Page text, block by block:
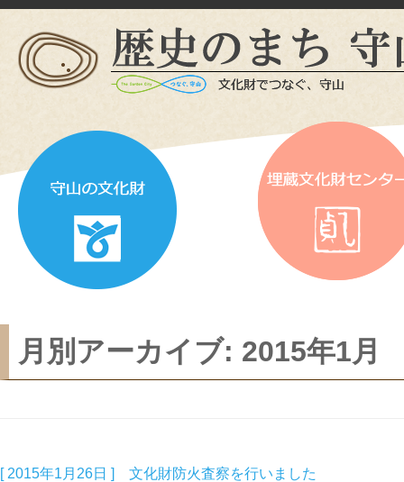
月別アーカイブ: 2015年1月
[ 2015年1月26日 ] 文化財防火査察を行いました